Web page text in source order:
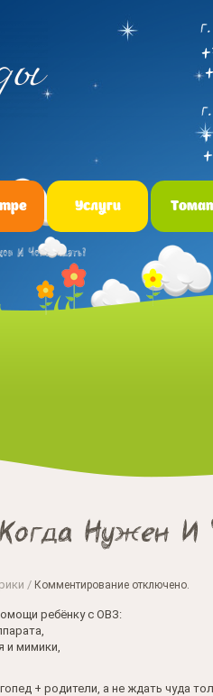
Г.
Услуги
И Чего Ждать?
Нужен И
/ Комментирование отключено.
ребёнку с ОВЗ:
и мимики,
+ родители, а не ждать чуда